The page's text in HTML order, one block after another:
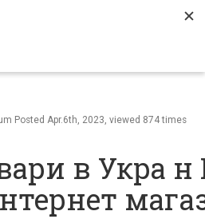
Posted Apr.6th, 2023, viewed 874 times
в Укра н